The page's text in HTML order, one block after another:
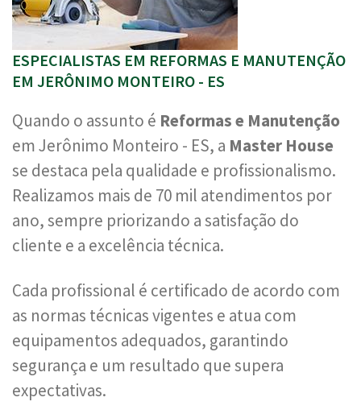
ESPECIALISTAS EM REFORMAS E MANUTENÇÃO
EM JERÔNIMO MONTEIRO - ES
Quando o assunto é Reformas e Manutenção
em Jerônimo Monteiro - ES, a Master House
se destaca pela qualidade e profissionalismo.
Realizamos mais de 70 mil atendimentos por
ano, sempre priorizando a satisfação do
cliente e a excelência técnica.
Cada profissional é certificado de acordo com
as normas técnicas vigentes e atua com
equipamentos adequados, garantindo
segurança e um resultado que supera
expectativas.